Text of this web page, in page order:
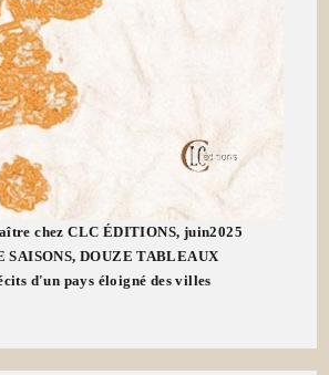
chez CLC ÉDITIONS, juin2025
SAISONS, DOUZE TABLEAUX
d'un pays éloigné des villes